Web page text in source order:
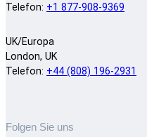
Telefon: +1 877-908-9369
UK/Europa
London, UK
Telefon: +44 (808) 196-2931
Folgen Sie uns